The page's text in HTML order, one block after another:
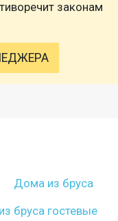
законам
Дома из бруса
бруса гостевые